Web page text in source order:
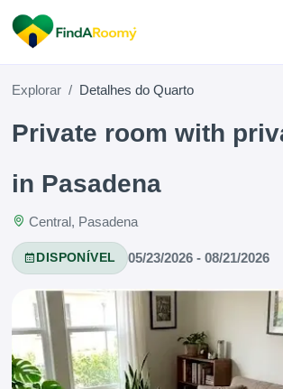
Explorar Detalhes do Quarto
Private room with
in Pasadena
Central, Pasadena
DISPONÍVEL 05/23/2026 - 08/21/2026